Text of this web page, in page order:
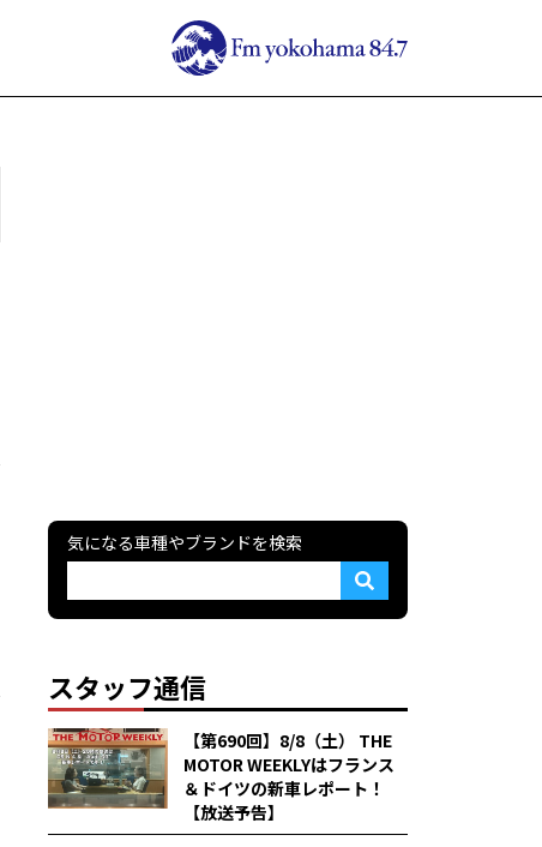
気になる車種やブランドを検索
スタッフ通信
【第690回】8/8（土） THE
MOTOR WEEKLYはフランス
＆ドイツの新車レポート！
【放送予告】